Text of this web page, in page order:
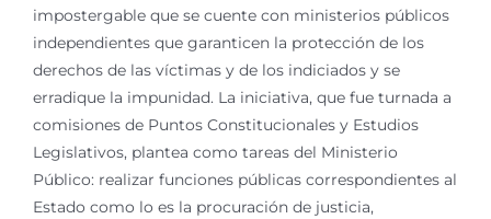
impostergable que se cuente con ministerios públicos
independientes que garanticen la protección de los
derechos de las víctimas y de los indiciados y se
erradique la impunidad. La iniciativa, que fue turnada a
comisiones de Puntos Constitucionales y Estudios
Legislativos, plantea como tareas del Ministerio
Público: realizar funciones públicas correspondientes al
Estado como lo es la procuración de justicia,